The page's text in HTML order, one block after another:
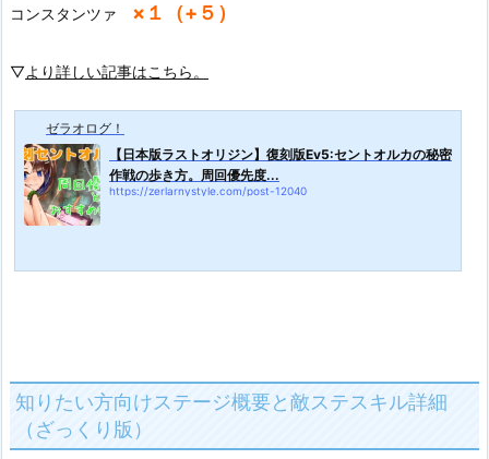
コンスタンツァ ×１（+５）
▽より詳しい記事はこちら。
ゼラオログ！
【日本版ラストオリジン】復刻版Ev5:セントオルカの秘密
作戦の歩き方。周回優先度...
https://zerlarnystyle.com/post-12040
知りたい方向けステージ概要と敵ステスキル詳細
（ざっくり版）